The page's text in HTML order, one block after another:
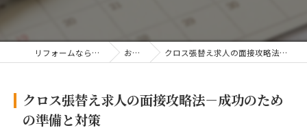
リフォームならリフォーム職人 お知らせ クロス張替え求人の面接攻略法－成功のための準備と対策
クロス張替え求人の面接攻略法－成功のため
の準備と対策